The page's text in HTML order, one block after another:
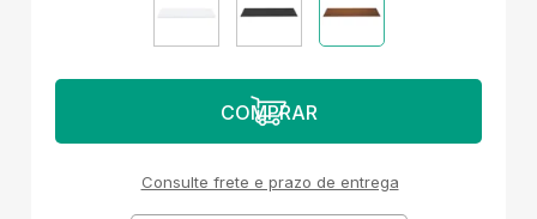
Consulte frete e prazo de entrega